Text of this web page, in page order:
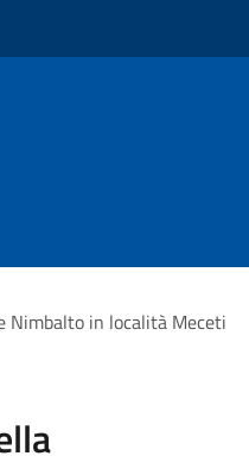
Nimbalto in località Meceti